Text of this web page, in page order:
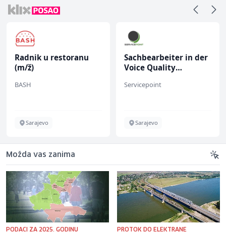
Radnik u restoranu
(m/ž)
BASH
Sarajevo
Sachbearbeiter in der
Voice Quality
Servicepoint
Sarajevo
Možda vas zanima
PODACI ZA 2025. GODINU PROTOK DO ELEKTRANE